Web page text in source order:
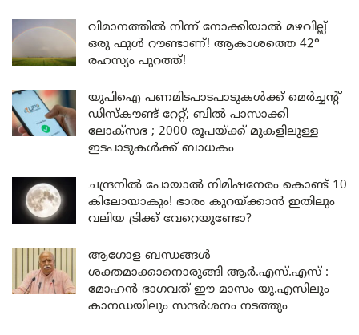
വിമാനത്തിൽ നിന്ന് നോക്കിയാൽ മഴവില്ല്
ഒരു ഫുൾ റൗണ്ടാണ്! ആകാശത്തെ 42°
രഹസ്യം പുറത്ത്!
യുപിഐ പണമിടപാടപാടുകൾക്ക് മെർച്ചന്റ്
ഡിസ്കൗണ്ട് റേറ്റ്; ബിൽ പാസാക്കി
ലോക്സഭ ; 2000 രൂപയ്ക്ക് മുകളിലുള്ള
ഇടപാടുകൾക്ക് ബാധകം
ചന്ദ്രനിൽ പോയാൽ നിമിഷനേരം കൊണ്ട് 10
കിലോയാകും! ഭാരം കുറയ്ക്കാൻ ഇതിലും
വലിയ ട്രിക്ക് വേറെയുണ്ടോ?
ആഗോള ബന്ധങ്ങൾ
ശക്തമാക്കാനൊരുങ്ങി ആർ.എസ്.എസ് :
മോഹൻ ഭാഗവത് ഈ മാസം യു.എസിലും
കാനഡയിലും സന്ദർശനം നടത്തും